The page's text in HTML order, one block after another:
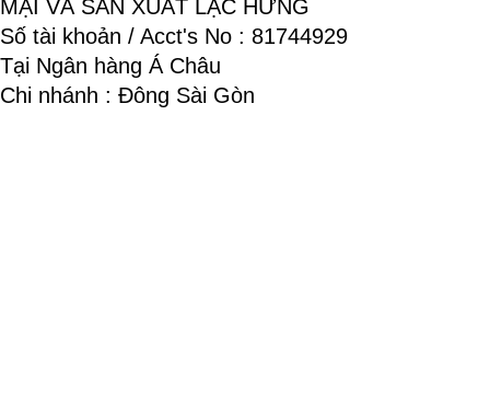
MẠI VÀ SẢN XUẤT LẠC HƯNG
Số tài khoản / Acct's No : 81744929
Tại Ngân hàng Á Châu
Chi nhánh : Đông Sài Gòn